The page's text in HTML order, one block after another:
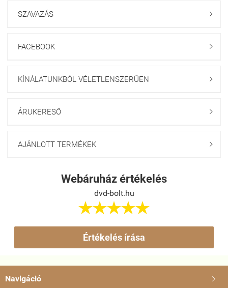
SZAVAZÁS 
FACEBOOK 
KÍNÁLATUNKBÓL VÉLETLENSZERŰEN 
ÁRUKERESŐ 
AJÁNLOTT TERMÉKEK 
Webáruház értékelés
dvd-bolt.hu

Értékelés írása
Navigáció 